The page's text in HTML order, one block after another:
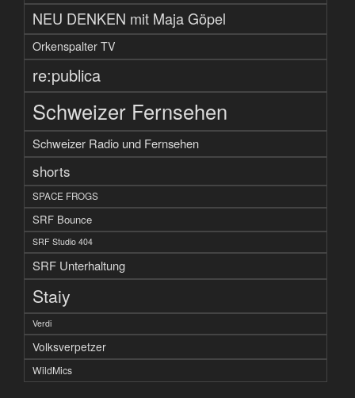
NEU DENKEN mit Maja Göpel
Orkenspalter TV
re:publica
Schweizer Fernsehen
Schweizer Radio und Fernsehen
shorts
SPACE FROGS
SRF Bounce
SRF Studio 404
SRF Unterhaltung
Staiy
Verdi
Volksverpetzer
WildMics